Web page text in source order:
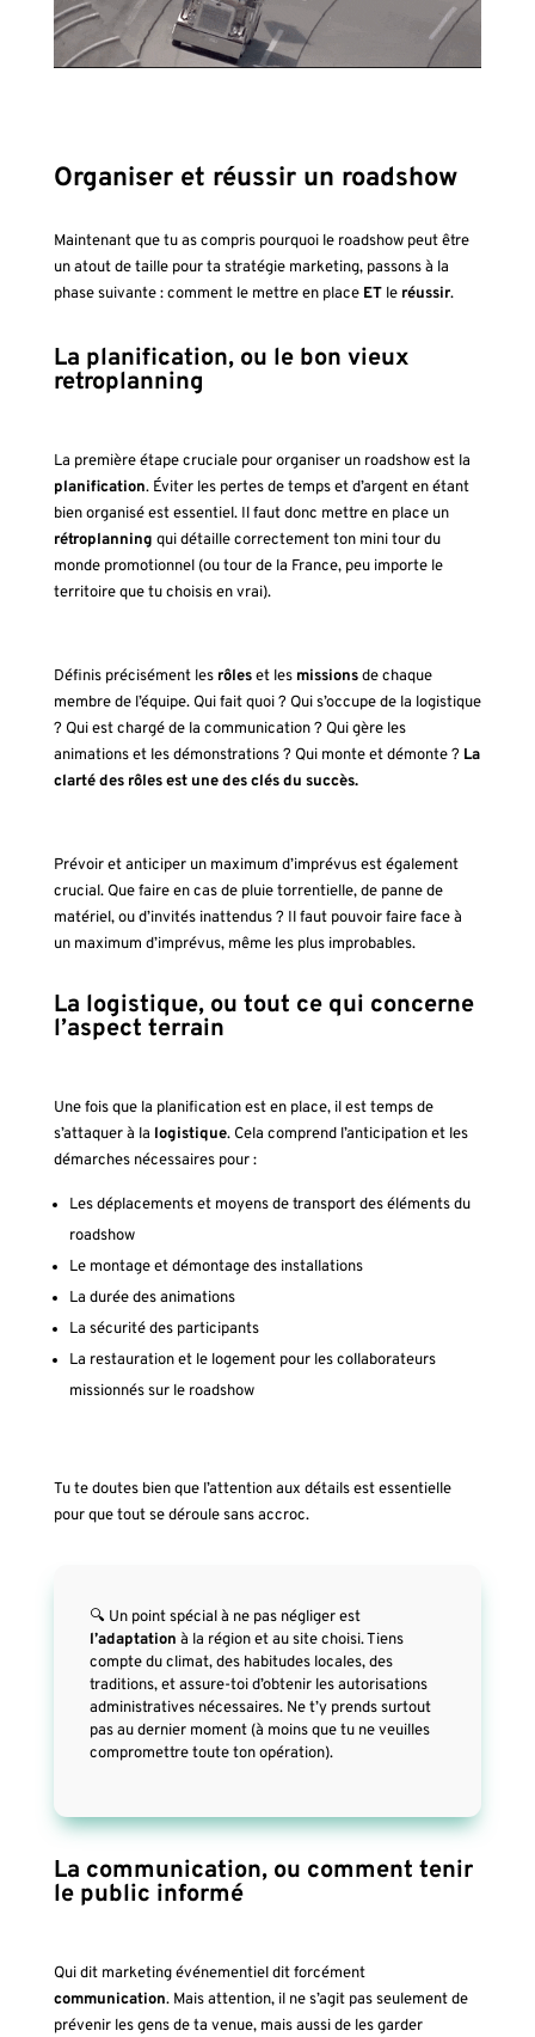
Organiser et réussir un roadshow
Maintenant que tu as compris pourquoi le roadshow peut être
un atout de taille pour ta stratégie marketing, passons à la
phase suivante : comment le mettre en place ET le réussir.
La planification, ou le bon vieux
retroplanning
La première étape cruciale pour organiser un roadshow est la
planification. Éviter les pertes de temps et d’argent en étant
bien organisé est essentiel. Il faut donc mettre en place un
rétroplanning qui détaille correctement ton mini tour du
monde promotionnel (ou tour de la France, peu importe le
territoire que tu choisis en vrai).
Définis précisément les rôleset les missionsde chaque
membre de l’équipe. Qui fait quoi ? Qui s’occupe de la logistique
? Qui est chargé de la communication ? Qui gère les
animations et les démonstrations ? Qui monte et démonte ? La
clarté des rôles est une des clés du succès.
Prévoir et anticiper un maximum d’imprévus est également
crucial. Que faire en cas de pluie torrentielle, de panne de
matériel, ou d’invités inattendus ? Il faut pouvoir faire face à
un maximum d’imprévus, même les plus improbables.
La logistique, ou tout ce qui concerne
l’aspect terrain
Une fois que la planification est en place, il est temps de
s’attaquer à la logistique. Cela comprend l’anticipation et les
démarches nécessaires pour :
Les déplacements et moyens de transport des éléments du
roadshow
Le montage et démontage des installations
La durée des animations
La sécurité des participants
La restauration et le logement pour les collaborateurs
missionnés sur le roadshow
Tu te doutes bien que l’attention aux détails est essentielle
pour que tout se déroule sans accroc.
🔍 Un point spécial à ne pas négliger est
l’adaptation à la région et au site choisi. Tiens
compte du climat, des habitudes locales, des
traditions, et assure-toi d’obtenir les autorisations
administratives nécessaires. Ne t’y prends surtout
pas au dernier moment (à moins que tu ne veuilles
compromettre toute ton opération).
La communication, ou comment tenir
le public informé
Qui dit marketing événementiel dit forcément
communication. Mais attention, il ne s’agit pas seulement de
prévenir les gens de ta venue, mais aussi de les garder